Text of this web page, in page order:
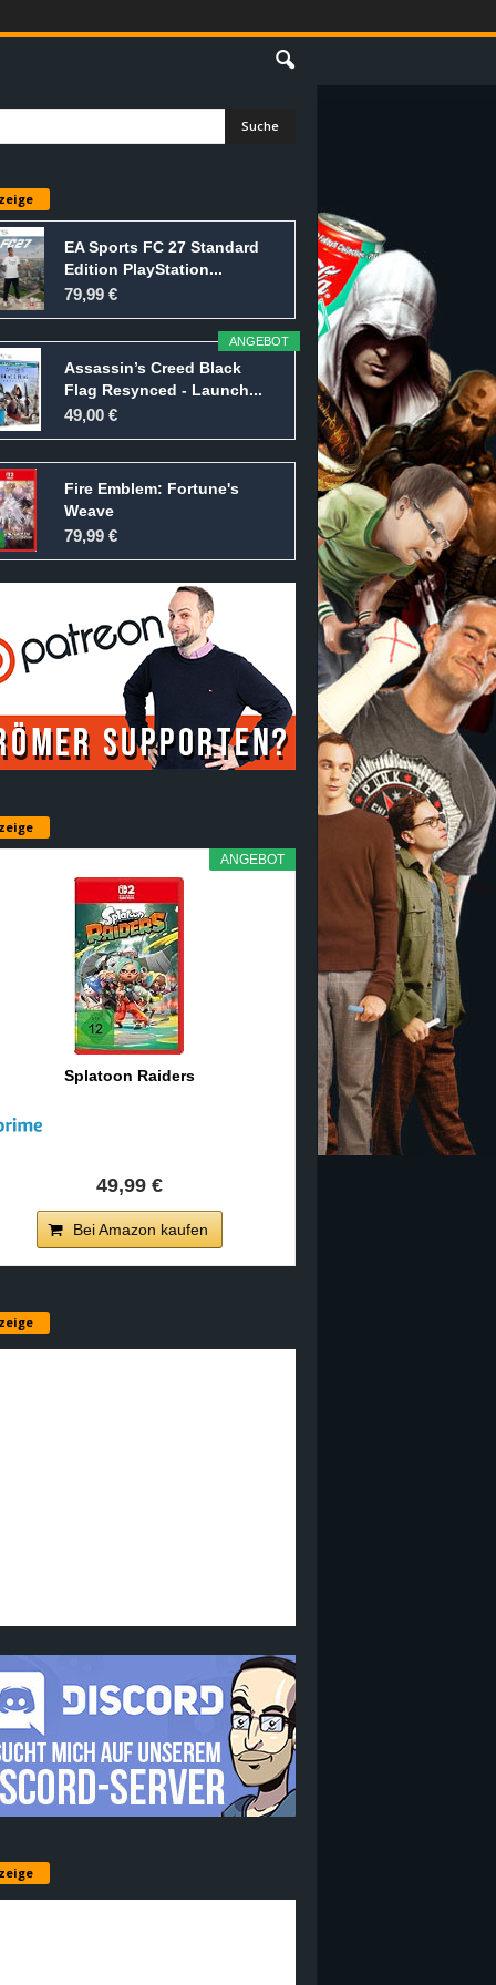
EA Sports FC 27 Standard
Edition PlayStation...
79,99 €
ANGEBOT
Assassin’s Creed Black
Flag Resynced - Launch...
49,00 €
Fire Emblem: Fortune's
Weave
79,99 €
ANGEBOT
Splatoon Raiders
49,99 €
Bei Amazon kaufen